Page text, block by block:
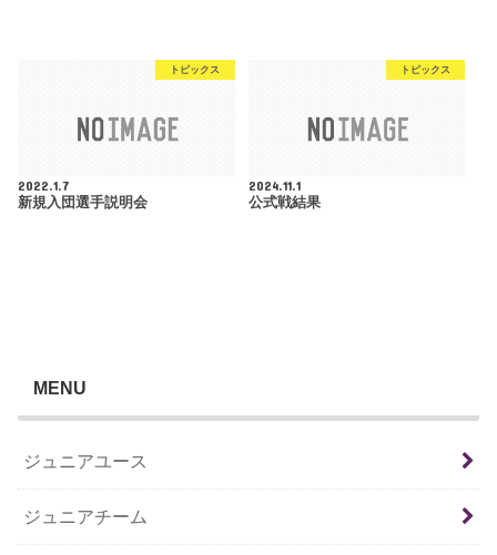
トピックス
2022.1.7
新規入団選手説明会
トピックス
2024.11.1
公式戦結果
MENU
ジュニアユース
ジュニアチーム